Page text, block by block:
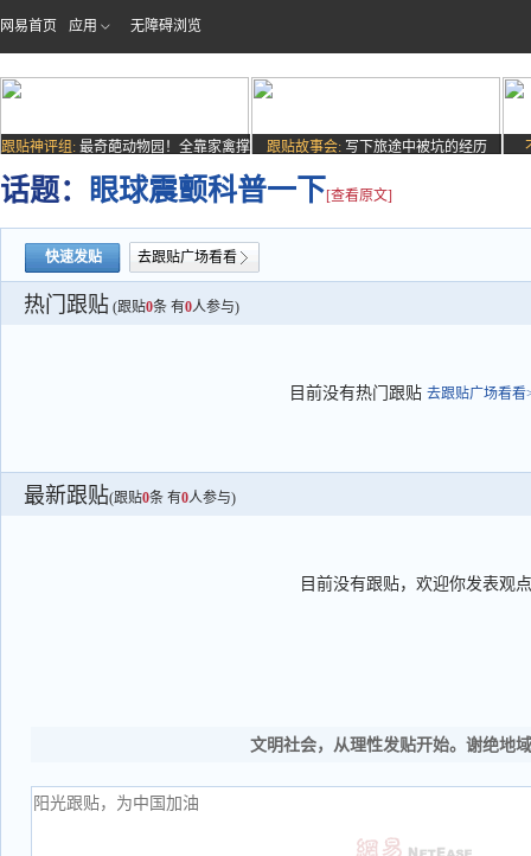
网易首页 应用 无障碍浏览
跟贴神评组: 最奇葩动物园！全靠家禽撑
场子
跟贴故事会: 写下旅途中被坑的经历
话题： 眼球震颤科普一下[查看原文]
快速发贴 去跟贴广场看看
热门跟贴 (跟贴0条 有0人参与)
目前没有热门跟贴 去跟贴广场看看
最新跟贴(跟贴0条 有0人参与)
目前没有跟贴，欢迎你发表观点
文明社会，从理性发贴开始。谢绝地